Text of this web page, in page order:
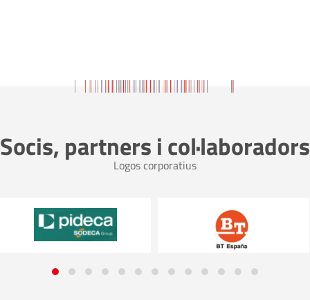
Socis, partners i col·laboradors
Logos corporatius